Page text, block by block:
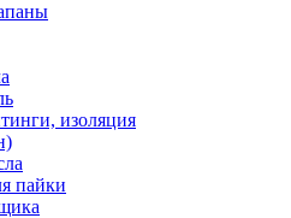
изоляция
пайки